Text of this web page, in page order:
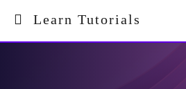
Learn Tutorials